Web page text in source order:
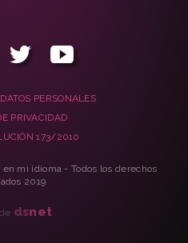
PERSONALES
PRIVACIDAD
173/2010
mi idioma - Todos los derechos
2019
dsnet